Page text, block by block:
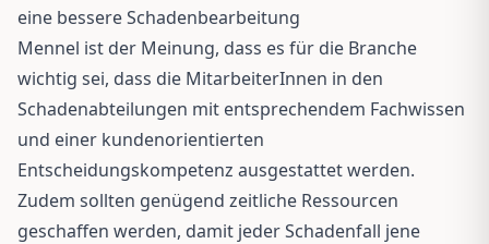
eine bessere Schadenbearbeitung
Mennel ist der Meinung, dass es für die Branche
wichtig sei, dass die MitarbeiterInnen in den
Schadenabteilungen mit entsprechendem Fachwissen
und einer kundenorientierten
Entscheidungskompetenz ausgestattet werden.
Zudem sollten genügend zeitliche Ressourcen
geschaffen werden, damit jeder Schadenfall jene